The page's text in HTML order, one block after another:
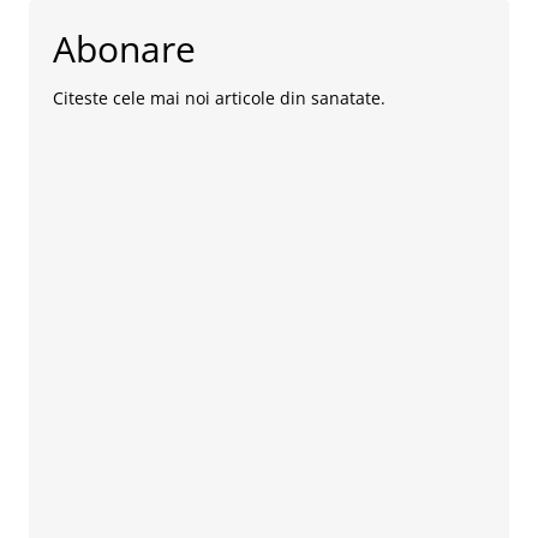
Abonare
Citeste cele mai noi articole din sanatate.